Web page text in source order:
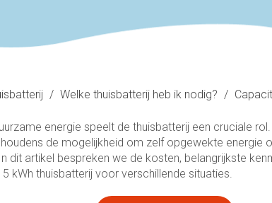
/ Welke thuisbatterij heb ik nodig? /
energie speelt de thuisbatterij een cruciale
de mogelijkheid om zelf opgewekte energie
dit artikel bespreken we de kosten, belangrijkste
kWh thuisbatterij voor verschillende situaties.